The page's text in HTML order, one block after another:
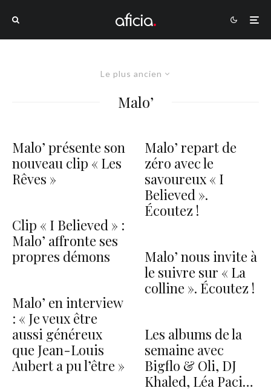
Le plus ancien
Malo’
Malo’ présente son
nouveau clip « Les
Rêves »
Clip « I Believed » :
Malo’ affronte ses
propres démons
Malo’ en interview
: « Je veux être
aussi généreux
que Jean-Louis
Aubert a pu l’être »
Malo’ repart de
zéro avec le
savoureux « I
Believed ».
Écoutez !
Malo’ nous invite à
le suivre sur « La
colline ». Écoutez !
Les albums de la
semaine avec
Bigflo & Oli, DJ
Khaled, Léa Paci…